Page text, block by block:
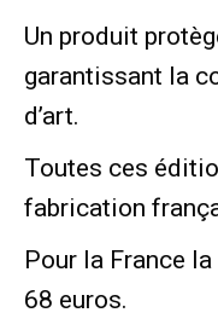
Un produit
garantissant la
d’art.
Toutes ces
fabrication
Pour la France
68 euros.